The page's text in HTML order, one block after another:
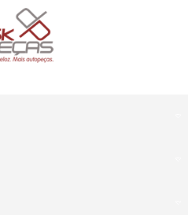
Lojas Físicas